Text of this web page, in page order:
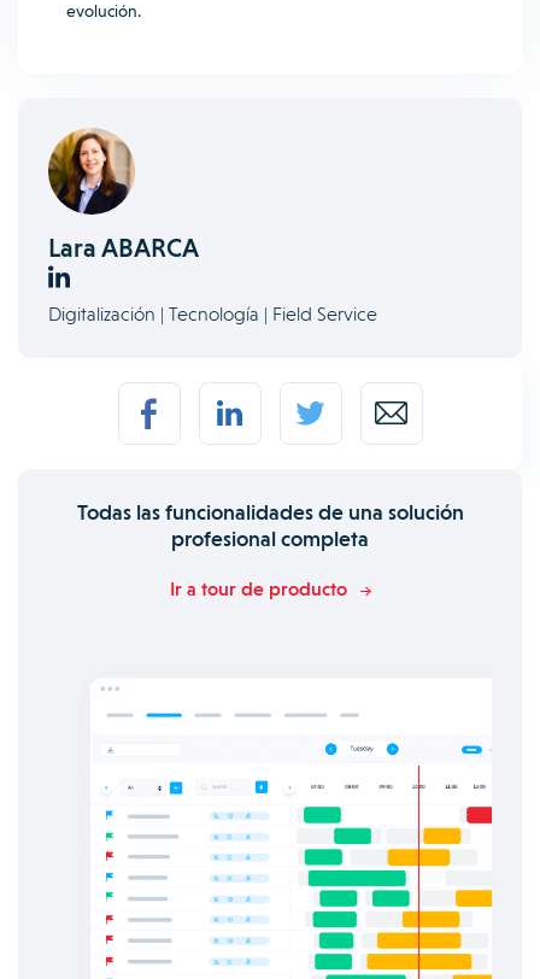
evolución.
Lara ABARCA
Digitalización | Tecnología | Field Service
Todas las funcionalidades de una solución
profesional completa
Ir a tour de producto